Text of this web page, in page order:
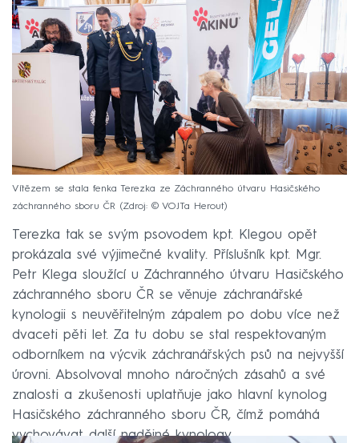
Vítězem se stala fenka Terezka ze Záchranného útvaru Hasičského
záchranného sboru ČR
Zdroj: © VOJTa Herout
Terezka tak se svým psovodem kpt. Klegou opět
prokázala své výjimečné kvality. Příslušník kpt. Mgr.
Petr Klega sloužící u Záchranného útvaru Hasičského
záchranného sboru ČR se věnuje záchranářské
kynologii s neuvěřitelným zápalem po dobu více než
dvaceti pěti let. Za tu dobu se stal respektovaným
odborníkem na výcvik záchranářských psů na nejvyšší
úrovni. Absolvoval mnoho náročných zásahů a své
znalosti a zkušenosti uplatňuje jako hlavní kynolog
Hasičského záchranného sboru ČR, čímž pomáhá
vychovávat další nadějné kynology.